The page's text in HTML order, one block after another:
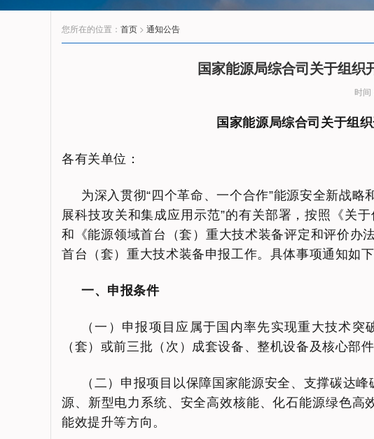
您所在的位置： 首页 > 通知公告
国家能源局综合司关于组织
时间
国家能源局综合司关于组
各有关单位：
为深入贯彻“四个革命、一个合作”能源安全新战
展科技攻关和集成应用示范”的有关部署，按照《关
和《能源领域首台（套）重大技术装备评定和评价办
首台（套）重大技术装备申报工作。具体事项通知如下
一、申报条件
（一）申报项目应属于国内率先实现重大技术
（套）或前三批（次）成套设备、整机设备及核心部
（二）申报项目以保障国家能源安全、支撑碳达
源、新型电力系统、安全高效核能、化石能源绿色
能效提升等方向。